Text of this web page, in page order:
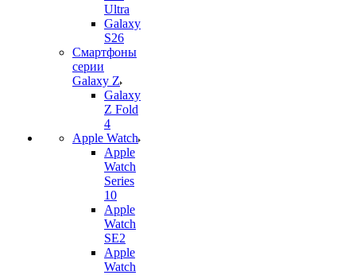
Ultra
Galaxy
S26
Смартфоны
серии
Galaxy Z
Galaxy
Z Fold
4
Apple Watch
Apple
Watch
Series
10
Apple
Watch
SE2
Apple
Watch